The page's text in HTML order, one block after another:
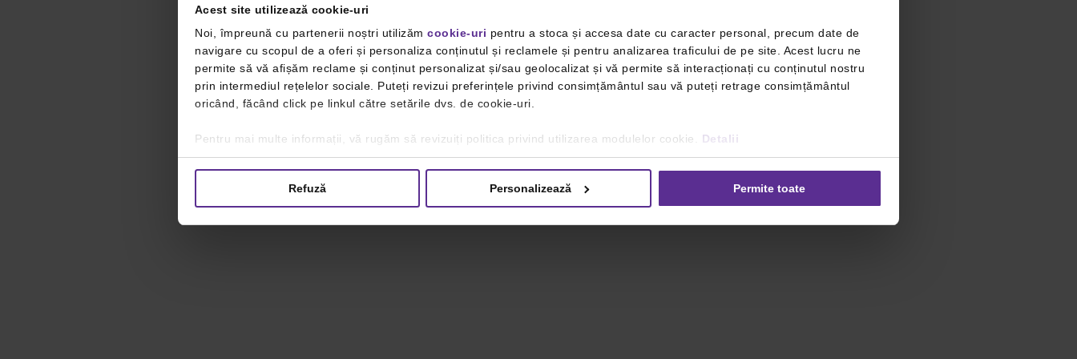
Acest site utilizează cookie-uri
Noi, împreună cu partenerii noștri utilizăm cookie-uri pentru a stoca și accesa date cu caracter personal, precum date de
navigare cu scopul de a oferi și personaliza conținutul și reclamele și pentru analizarea traficului de pe site. Acest lucru ne
permite să vă afișăm reclame și conținut personalizat și/sau geolocalizat și vă permite să interacționați cu conținutul nostru
prin intermediul rețelelor sociale. Puteți revizui preferințele privind consimțământul sau vă puteți retrage consimțământul
oricând, făcând click pe linkul către setările dvs. de cookie-uri.
Pentru mai multe informații, vă rugăm să revizuiți politica privind utilizarea modulelor cookie. Detalii
Refuză Personalizează Permite toate